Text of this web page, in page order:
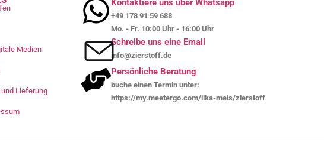
Medien
Lieferung
Kontaktiere uns über Whatsapp
+49 178 91 59 688
Mo. - Fr. 10:00 Uhr - 16:00 Uhr
Schreibe uns eine Email
info@zierstoff.de
Persönliche Beratung
buche einen Termin unter:
https://my.meetergo.com/ilka-meis/zierstoff